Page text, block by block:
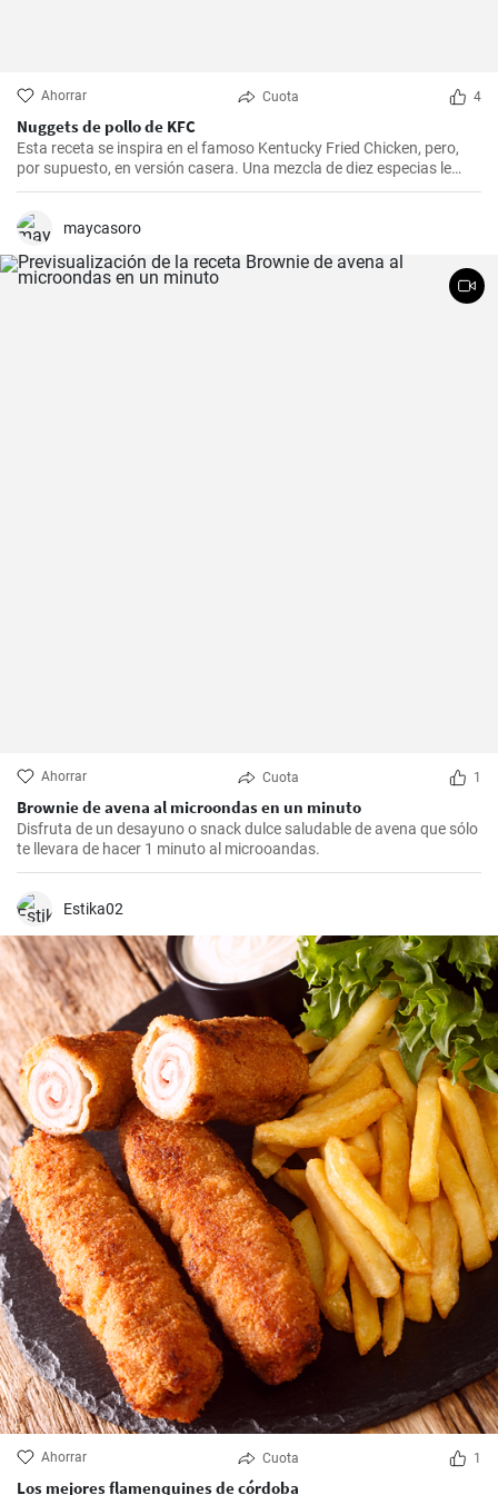
Ahorrar Cuota 4
Nuggets de pollo de KFC
Esta receta se inspira en el famoso Kentucky Fried Chicken, pero,
por supuesto, en versión casera. Una mezcla de diez especias le
añade el sabor original.
maycasoro
Ahorrar Cuota 1
Brownie de avena al microondas en un minuto
Disfruta de un desayuno o snack dulce saludable de avena que sólo
te llevara de hacer 1 minuto al microoandas.
Estika02
Ahorrar Cuota 1
Los mejores flamenquines de córdoba